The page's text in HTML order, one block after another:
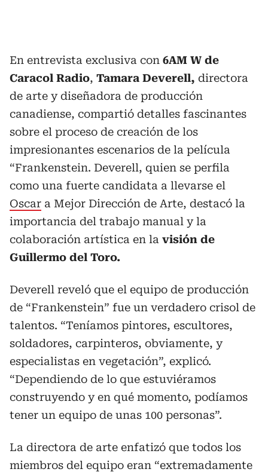
En entrevista exclusiva con 6AM W de
Caracol Radio, Tamara Deverell, directora
de arte y diseñadora de producción
canadiense, compartió detalles fascinantes
sobre el proceso de creación de los
impresionantes escenarios de la película
“Frankenstein. Deverell, quien se perfila
como una fuerte candidata a llevarse el
Oscar a Mejor Dirección de Arte, destacó la
importancia del trabajo manual y la
colaboración artística en la visión de
Guillermo del Toro.
Deverell reveló que el equipo de producción
de “Frankenstein” fue un verdadero crisol de
talentos. “Teníamos pintores, escultores,
soldadores, carpinteros, obviamente, y
especialistas en vegetación”, explicó.
“Dependiendo de lo que estuviéramos
construyendo y en qué momento, podíamos
tener un equipo de unas 100 personas”.
La directora de arte enfatizó que todos los
miembros del equipo eran “extremadamente